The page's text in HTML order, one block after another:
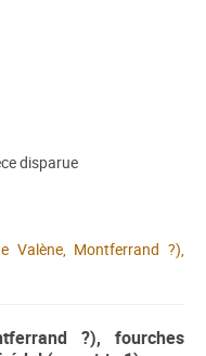
disparue
Valène, Montferrand ?),
?), fourches